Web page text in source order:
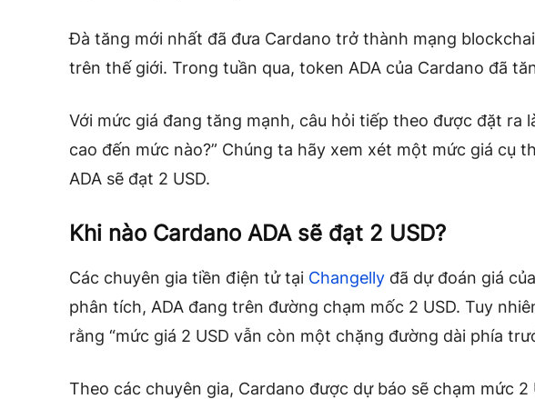
Đà tăng mới nhất đã đưa Cardano trở thành mạng
trên thế giới. Trong tuần qua, token ADA của Cardano đã
Với mức giá đang tăng mạnh, câu hỏi tiếp theo được đặt ra
cao đến mức nào?” Chúng ta hãy xem xét một mức giá cụ
ADA sẽ đạt 2 USD.
Khi nào Cardano ADA sẽ đạt 2 USD?
Các chuyên gia tiền điện tử tại Changelly đã dự đoán giá
phân tích, ADA đang trên đường chạm mốc 2 USD. Tuy
rằng “mức giá 2 USD vẫn còn một chặng đường dài phía
Theo các chuyên gia, Cardano được dự báo sẽ chạm mức 2